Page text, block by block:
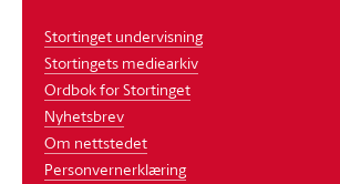
Stortinget undervisning
Stortingets mediearkiv
Ordbok for Stortinget
Nyhetsbrev
Om nettstedet
Personvernerklæring